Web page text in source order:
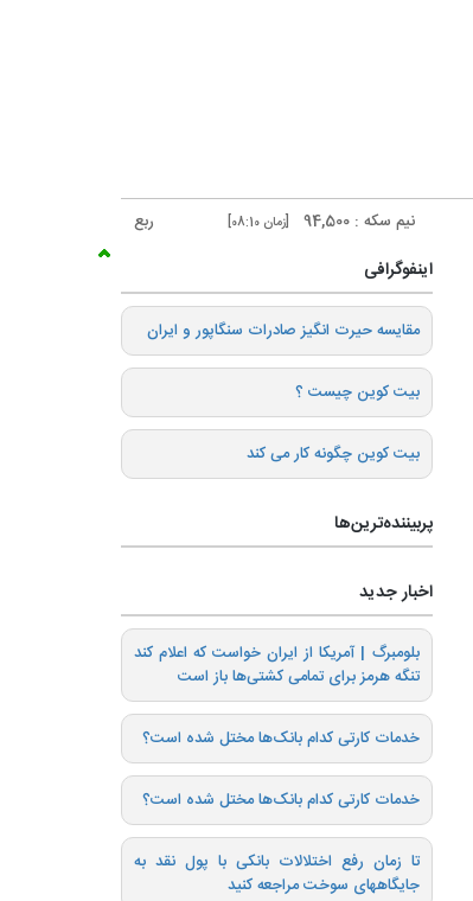
[زمان 08:10]
اینفوگرافی
️مقایسه حیرت انگیز صادرات سنگاپور و ایران
بیت کوین چیست ؟
بیت کوین چگونه کار می کند
پربیننده‌ترین‌ها
اخبار جدید
بلومبرگ | آمریکا از ایران خواست که اعلام کند
تنگه هرمز برای تمامی کشتی‌ها باز است
خدمات کارتی کدام بانک‌ها مختل شده است؟
خدمات کارتی کدام بانک‌ها مختل شده است؟
تا زمان رفع اختلالات بانکی با پول نقد به
جایگاههای سوخت مراجعه کنید